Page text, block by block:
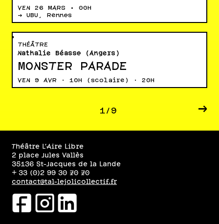
VEN 26 MARS • 00H
→ UBU, Rennes
THÉÂTRE
Nathalie Béasse (Angers)
MONSTER PARADE
VEN 9 AVR · 10H (scolaire) · 20H
1/9 →
Théâtre L’Aire Libre
2 place Jules Vallès
35136 St-Jacques de la Lande
+ 33 (0)2 99 30 70 70
contact@tal-lejolicollectif.fr
facebookiconinstagramiconlinkedinicon